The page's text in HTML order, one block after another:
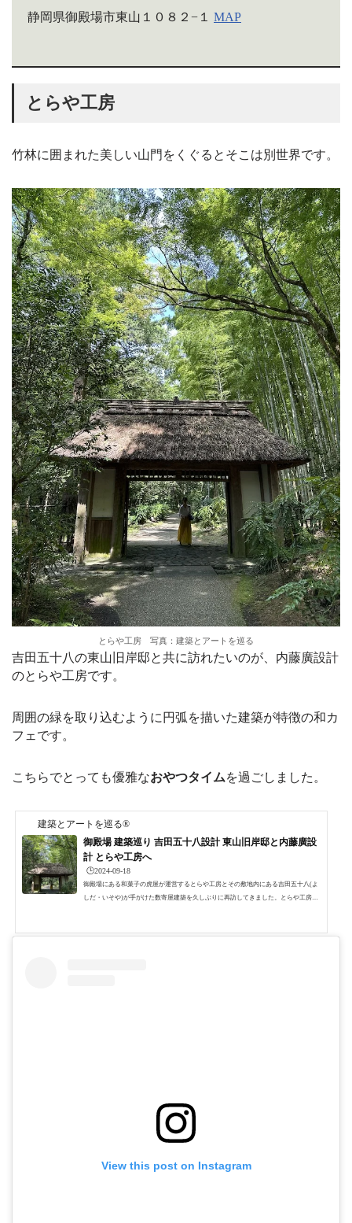
静岡県御殿場市東山１０８２−１ MAP
とらや工房
竹林に囲まれた美しい山門をくぐるとそこは別世界です。
とらや工房 写真：建築とアートを巡る
吉田五十八の東山旧岸邸と共に訪れたいのが、内藤廣設計
のとらや工房です。
周囲の緑を取り込むように円弧を描いた建築が特徴の和カ
フェです。
こちらでとっても優雅なおやつタイムを過ごしました。
建築とアートを巡る®
御殿場 建築巡り 吉田五十八設計 東山旧岸邸と内藤廣設
計 とらや工房へ
🕒️2024-09-18
御殿場にある和菓子の虎屋が運営するとらや工房とその敷地内にある吉田五十八(よ
しだ・いそや)が手がけた数寄屋建築を久しぶりに再訪してきました。とらや工房と
田五十八設計 東山旧岸邸 写真：建築とアートを巡る吉田五十八建築は住宅内を見
View this post on Instagram